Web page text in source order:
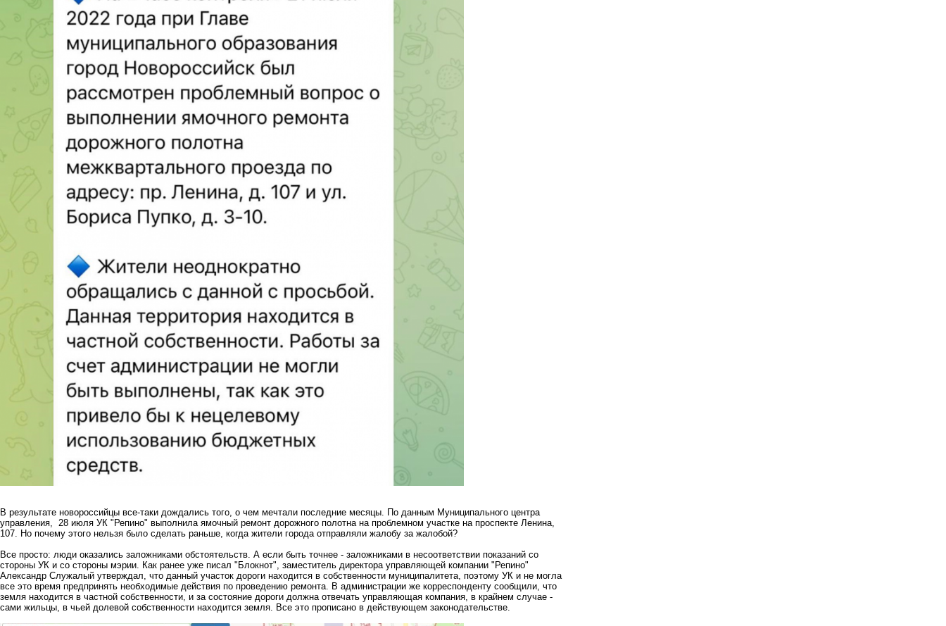
В результате новороссийцы все-таки дождались того, о чем мечтали последние месяцы. По данным Муниципального центра
управления, 28 июля УК "Репино" выполнила ямочный ремонт дорожного полотна на проблемном участке на проспекте Ленина,
107. Но почему этого нельзя было сделать раньше, когда жители города отправляли жалобу за жалобой?
Все просто: люди оказались заложниками обстоятельств. А если быть точнее - заложниками в несоответствии показаний со
стороны УК и со стороны мэрии. Как ранее уже писал "Блокнот", заместитель директора управляющей компании "Репино"
Александр Служалый утверждал, что данный участок дороги находится в собственности муниципалитета, поэтому УК и не могла
все это время предпринять необходимые действия по проведению ремонта. В администрации же корреспонденту сообщили, что
земля находится в частной собственности, и за состояние дороги должна отвечать управляющая компания, в крайнем случае -
сами жильцы, в чьей долевой собственности находится земля. Все это прописано в действующем законодательстве.